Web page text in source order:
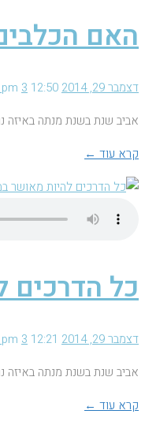
האם
דצמבר 29, 2014 12:50 pm 3 תגובות
אביב שנת בשנת מנתה באיזה
קרא עוד ←
כל הדרכים
דצמבר 29, 2014 12:21 pm 3 תגובות
אביב שנת בשנת מנתה באיזה
קרא עוד ←